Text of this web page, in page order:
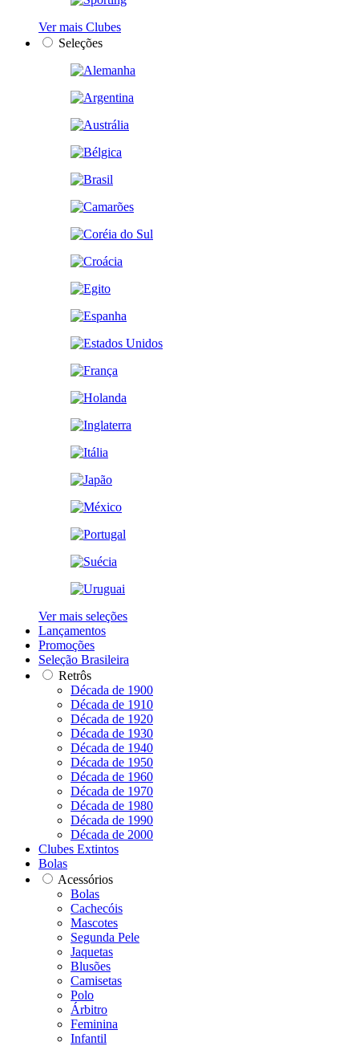
Ver mais Clubes
Seleções
Ver mais seleções
Lançamentos
Promoções
Seleção Brasileira
Retrôs
Década de 1900
Década de 1910
Década de 1920
Década de 1930
Década de 1940
Década de 1950
Década de 1960
Década de 1970
Década de 1980
Década de 1990
Década de 2000
Clubes Extintos
Bolas
Acessórios
Bolas
Cachecóis
Mascotes
Segunda Pele
Jaquetas
Blusões
Camisetas
Polo
Árbitro
Feminina
Infantil